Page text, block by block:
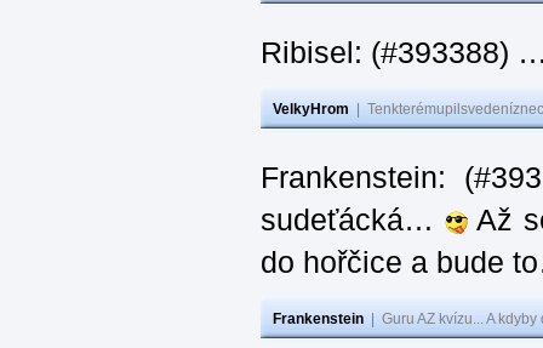
Ribisel: (#393388)
VelkyHrom
Frankenstein:
sudeťácká…
Až
do hořčice a bude
Frankenstein Guru AZ kvízu... A